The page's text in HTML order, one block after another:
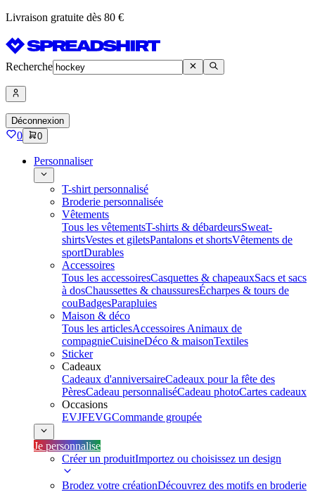
Livraison gratuite dès 80 €
Recherche
Déconnexion
0 0
Personnaliser
T-shirt personnalisé
Broderie personnalisée
Vêtements
Tous les vêtementsT-shirts & débardeursSweat-
shirtsVestes et giletsPantalons et shortsVêtements de
sportDurables
Accessoires
Tous les accessoiresCasquettes & chapeauxSacs et sacs
à dosChaussettes & chaussuresÉcharpes & tours de
couBadgesParapluies
Maison & déco
Tous les articlesAccessoires Animaux de
compagnieCuisineDéco & maisonTextiles
Sticker
Cadeaux
Cadeaux d'anniversaireCadeaux pour la fête des
PèresCadeau personnaliséCadeau photoCartes cadeaux
Occasions
EVJFEVGCommande groupée
Je personnalise
Créer un produitImportez ou choisissez un design
Brodez votre créationDécouvrez des motifs en broderie